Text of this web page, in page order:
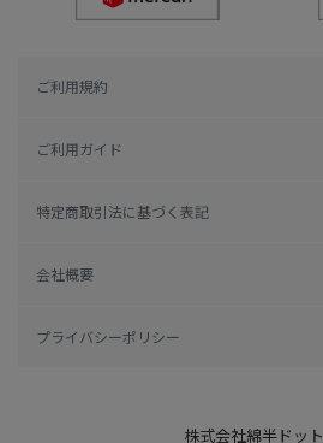
ご利用規約
ご利用ガイド
特定商取引法に基づく表記
会社概要
プライバシーポリシー
株式会社綿半ドッ